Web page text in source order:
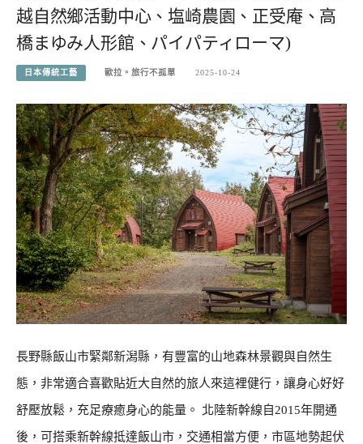
越自然鄉活動中心、塩崎農園、正受庵、高
橋まゆみ人形館、パイパティローマ)
日本傳統工藝 歐拉。旅行不孤單 2025-10-24
長野縣飯山市緊鄰新潟縣，有豐富的山地森林景觀與自然生
態，非常適合喜歡貼近大自然的旅人來這裡健行，讓身心好好
舒壓放鬆，充足療癒身心的能量。 北陸新幹線自2015年開通
後，可搭乘新幹線抵達飯山市，交通相當方便，市區地勢起伏